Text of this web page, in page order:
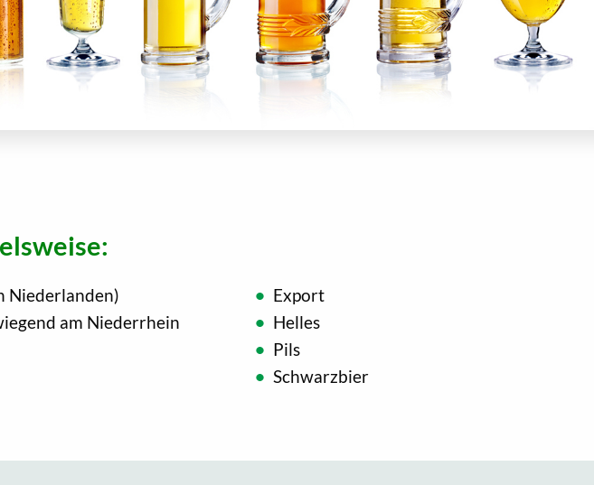
Niederlanden)
am Niederrhein
Export
Helles
Pils
Schwarzbier